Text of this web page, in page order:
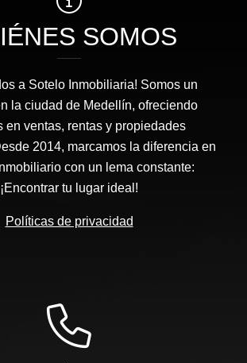
SOMOS
a Sotelo Inmobiliaria! Somos un
la ciudad de Medellín, ofreciendo
en ventas, rentas y propiedades
2014, marcamos la diferencia en
con un lema constante:
¡Encontrar tu lugar ideal!
Políticas de privacidad